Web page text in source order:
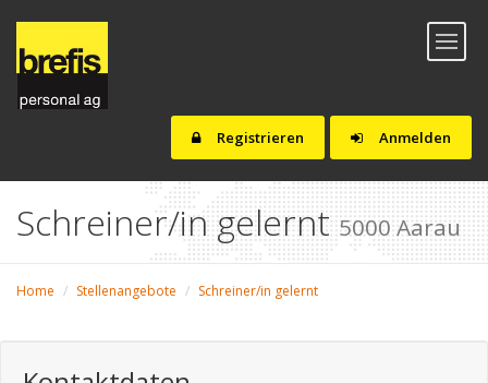
Anmelden
Registrieren
Toggle
Schreiner/in gelernt5000 Aarau
Home Stellenangebote Schreiner/in gelernt